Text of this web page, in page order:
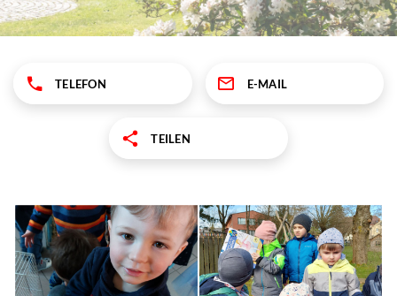
TELEFON E-MAIL
TEILEN